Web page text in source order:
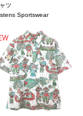
ツ
Sportswear